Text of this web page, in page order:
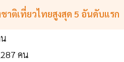
าติเที่ยวไทยสูงสุด 5 อันดับแรก
คน